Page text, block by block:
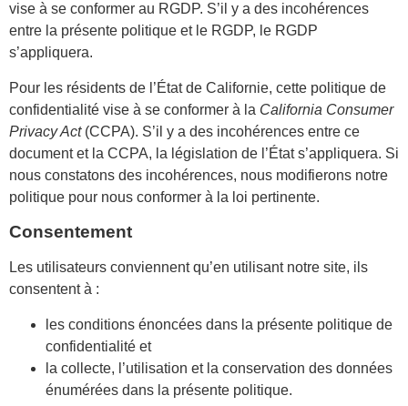
vise à se conformer au RGDP. S’il y a des incohérences
entre la présente politique et le RGDP, le RGDP
s’appliquera.
Pour les résidents de l’État de Californie, cette politique de
confidentialité vise à se conformer à la California Consumer
Privacy Act(CCPA). S’il y a des incohérences entre ce
document et la CCPA, la législation de l’État s’appliquera. Si
nous constatons des incohérences, nous modifierons notre
politique pour nous conformer à la loi pertinente.
Consentement
Les utilisateurs conviennent qu’en utilisant notre site, ils
consentent à :
les conditions énoncées dans la présente politique de
confidentialité et
la collecte, l’utilisation et la conservation des données
énumérées dans la présente politique.